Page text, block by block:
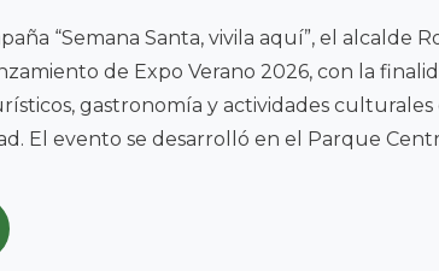
“Semana Santa, vivila aquí”, el alcalde
de Expo Verano 2026, con la
gastronomía y actividades culturales
El evento se desarrolló en el Parque